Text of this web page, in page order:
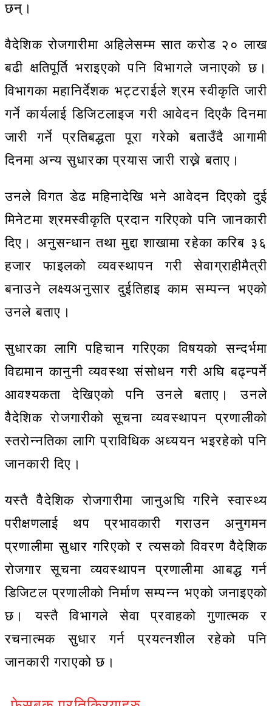
छन्।
वैदेशिक रोजगारीमा अहिलेसम्म सात करोड २० लाख
बढी क्षतिपूर्ति भराइएको पनि विभागले जनाएको छ।
विभागका महानिर्देशक भट्टराईले श्रम स्वीकृति जारी
गर्ने कार्यलाई डिजिटलाइज गरी आवेदन दिएकै दिनमा
जारी गर्ने प्रतिबद्धता पूरा गरेको बताउँदै आगामी
दिनमा अन्य सुधारका प्रयास जारी राख्ने बताए।
उनले विगत डेढ महिनादेखि भने आवेदन दिएको दुई
मिनेटमा श्रमस्वीकृति प्रदान गरिएको पनि जानकारी
दिए। अनुसन्धान तथा मुद्दा शाखामा रहेका करिब ३६
हजार फाइलको व्यवस्थापन गरी सेवाग्राहीमैत्री
बनाउने लक्ष्यअनुसार दुईतिहाइ काम सम्पन्न भएको
उनले बताए।
सुधारका लागि पहिचान गरिएका विषयको सन्दर्भमा
विद्यमान कानुनी व्यवस्था संसोधन गरी अघि बढ्न्पर्ने
आवश्यकता देखिएको पनि उनले बताए। उनले
वैैदेशिक रोजगारीको सूचना व्यवस्थापन प्रणालीको
स्तरोन्नतिका लागि प्राविधिक अध्ययन भइरहेको पनि
जानकारी दिए।
यस्तै वैैदेशिक रोजगारीमा जानुअघि गरिने स्वास्थ्य
परीक्षणलाई थप प्रभावकारी गराउन अनुगमन
प्रणालीमा सुधार गरिएको र त्यसको विवरण वैैदेशिक
रोजगार सूचना व्यवस्थापन प्रणालीमा आबद्ध गर्न
डिजिटल प्रणालीको निर्माण सम्पन्न भएको जनाइएको
छ। यस्तै विभागले सेवा प्रवाहको गुणात्मक र
रचनात्मक सुधार गर्न प्रयत्नशील रहेको पनि
जानकारी गराएको छ।